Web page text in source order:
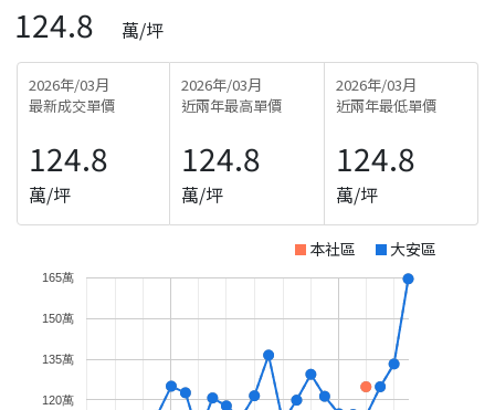
124.8 萬/坪
2026年/03月
最新成交單價
124.8
萬/坪
2026年/03月
近兩年最高單價
124.8
萬/坪
2026年/03月
近兩年最低單價
124.8
萬/坪
本社區 大安區
120萬
135萬
150萬
165萬